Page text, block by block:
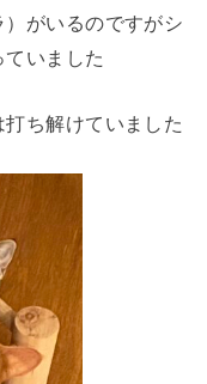
がいるのですがシ
いました
ち解けていました